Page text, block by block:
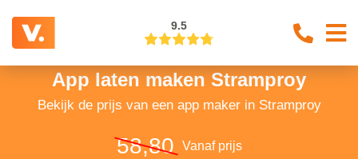
9.5
App laten maken Stramproy
Bekijk de prijs van een app maker in Stramproy
58,80 Vanaf prijs